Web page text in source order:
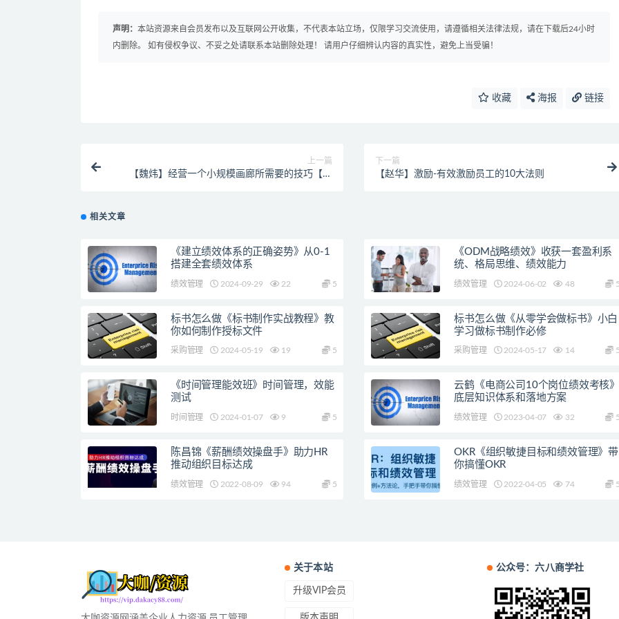
声明： 本站资源来自会员发布以及互联网公开收集，不代表本站立场，仅限学习交流使用，请遵循相关法律法规，请在下载后24小时
内删除。 如有侵权争议、不妥之处请联系本站删除处理！ 请用户仔细辨认内容的真实性，避免上当受骗！
收藏 海报 链接
上一篇
【魏炜】经营一个小规模画廊所需要的技巧【高
下一篇
【赵华】激励-有效激励员工的10大法则
相关文章
《建立绩效体系的正确姿势》从0-1
搭建全套绩效体系
绩效管理 2024-09-29 22 5
《ODM战略绩效》收获一套盈利系
统、格局思维、绩效能力
绩效管理 2024-06-02 48
标书怎么做《标书制作实战教程》教
你如何制作授标文件
采购管理 2024-05-19 19 5
标书怎么做《从零学会做标书》小白
学习做标书制作必修
采购管理 2024-05-17 14
《时间管理能效班》时间管理，效能
测试
时间管理 2024-01-07 9 5
云鹤《电商公司10个岗位绩效考核》
底层知识体系和落地方案
绩效管理 2023-04-07 32
陈昌锦《薪酬绩效操盘手》助力HR
推动组织目标达成
绩效管理 2022-08-09 94 5
OKR《组织敏捷目标和绩效管理》带
你搞懂OKR
绩效管理 2022-04-05 74
关于本站
升级VIP会员
公众号：六八商学社